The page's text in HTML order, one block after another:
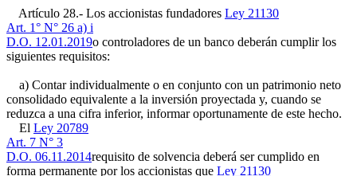
Artículo 28.- Los accionistas fundadores Ley 21130
Art. 1° N° 26 a) i
D.O. 12.01.2019o controladores de un banco deberán cumplir los
siguientes requisitos:
a) Contar individualmente o en conjunto con un patrimonio neto
consolidado equivalente a la inversión proyectada y, cuando se
reduzca a una cifra inferior, informar oportunamente de este hecho.
El Ley 20789
Art. 7 N° 3
D.O. 06.11.2014requisito de solvencia deberá ser cumplido en
forma permanente por los accionistas que Ley 21130